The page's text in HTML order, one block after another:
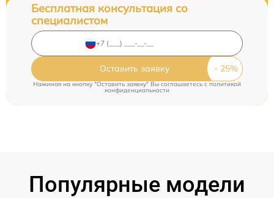
Бесплатная консультация со
специалистом
Оставить заявку
Нажимая на кнопку "Оставить заявку" Вы соглашаетесь cполитикой
конфиденциальности
Популярные модели